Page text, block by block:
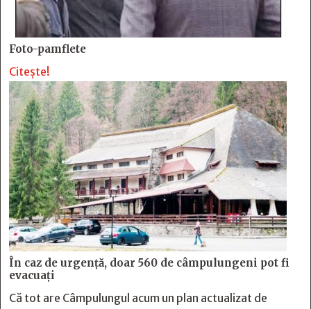
Foto-pamflete
Citește!
În caz de urgență, doar 560 de câmpulungeni pot fi
evacuați
Că tot are Câmpulungul acum un plan actualizat de